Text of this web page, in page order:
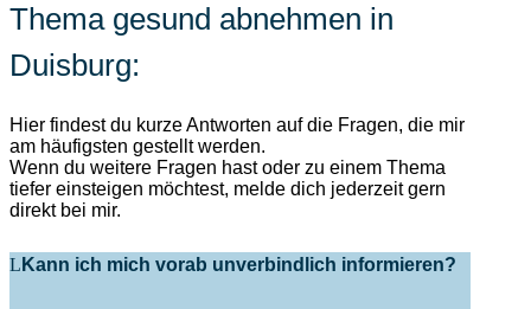
Thema gesund abnehmen in
Duisburg:
Hier findest du kurze Antworten auf die Fragen, die mir
am häufigsten gestellt werden.
Wenn du weitere Fragen hast oder zu einem Thema
tiefer einsteigen möchtest, melde dich jederzeit gern
direkt bei mir.
Kann ich mich vorab unverbindlich informieren?